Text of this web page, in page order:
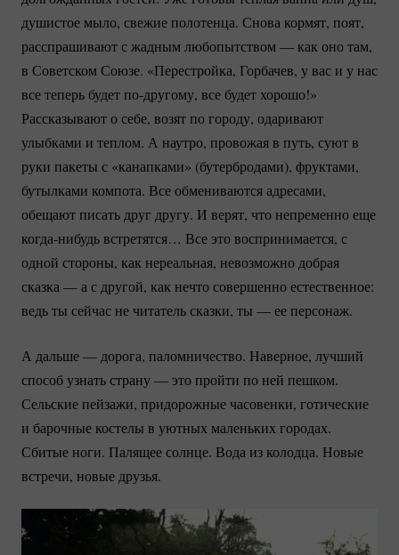
душистое мыло, свежие полотенца. Снова кормят, поят,
расспрашивают с жадным любопытством — как оно там,
в Советском Союзе. «Перестройка, Горбачев, у вас и у нас
все теперь будетпо-другому, все будет хорошо!»
Рассказывают о себе, возят по городу, одаривают
улыбками и теплом. А наутро, провожая в путь, суют в
руки пакеты с «канапками» (бутербродами), фруктами,
бутылками компота. Все обмениваются адресами,
обещают писать друг другу. И верят, что непременно еще
когда-нибудьвстретятся… Все это воспринимается, с
одной стороны, как нереальная, невозможно добрая
сказка — а с другой, как нечто совершенно естественное:
ведь ты сейчас не читатель сказки, ты — ее персонаж.
А дальше — дорога, паломничество. Наверное, лучший
способ узнать страну — это пройти по ней пешком.
Сельские пейзажи, придорожные часовенки, готические
и барочные костелы в уютных маленьких городах.
Сбитые ноги. Палящее солнце. Вода из колодца. Новые
встречи, новые друзья.